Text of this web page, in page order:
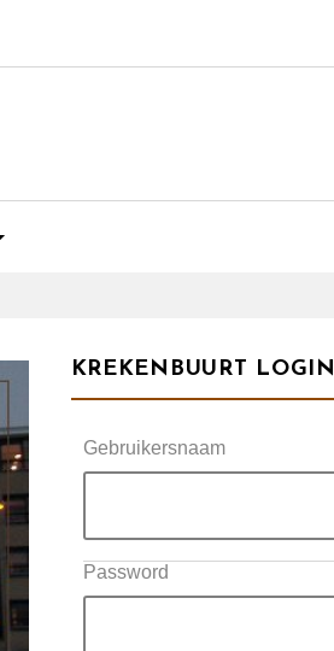
KREKENBUURT LOGIN
Gebruikersnaam
Password